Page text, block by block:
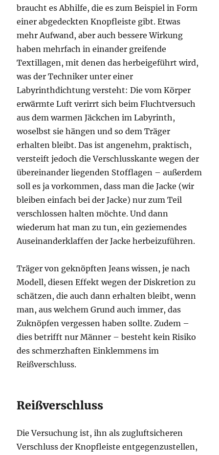
braucht es Abhilfe, die es zum Beispiel in Form
einer abgedeckten Knopfleiste gibt. Etwas
mehr Aufwand, aber auch bessere Wirkung
haben mehrfach in einander greifende
Textillagen, mit denen das herbeigeführt wird,
was der Techniker unter einer
Labyrinthdichtung versteht: Die vom Körper
erwärmte Luft verirrt sich beim Fluchtversuch
aus dem warmen Jäckchen im Labyrinth,
woselbst sie hängen und so dem Träger
erhalten bleibt. Das ist angenehm, praktisch,
versteift jedoch die Verschlusskante wegen der
übereinander liegenden Stofflagen – außerdem
soll es ja vorkommen, dass man die Jacke (wir
bleiben einfach bei der Jacke) nur zum Teil
verschlossen halten möchte. Und dann
wiederum hat man zu tun, ein geziemendes
Auseinanderklaffen der Jacke herbeizuführen.
Träger von geknöpften Jeans wissen, je nach
Modell, diesen Effekt wegen der Diskretion zu
schätzen, die auch dann erhalten bleibt, wenn
man, aus welchem Grund auch immer, das
Zuknöpfen vergessen haben sollte. Zudem –
dies betrifft nur Männer – besteht kein Risiko
des schmerzhaften Einklemmens im
Reißverschluss.
Reißverschluss
Die Versuchung ist, ihn als zugluftsicheren
Verschluss der Knopfleiste entgegenzustellen,